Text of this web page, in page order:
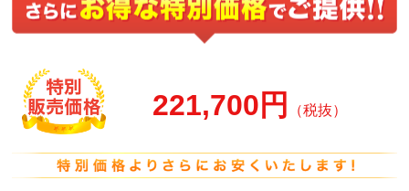
221,700円 （税抜）